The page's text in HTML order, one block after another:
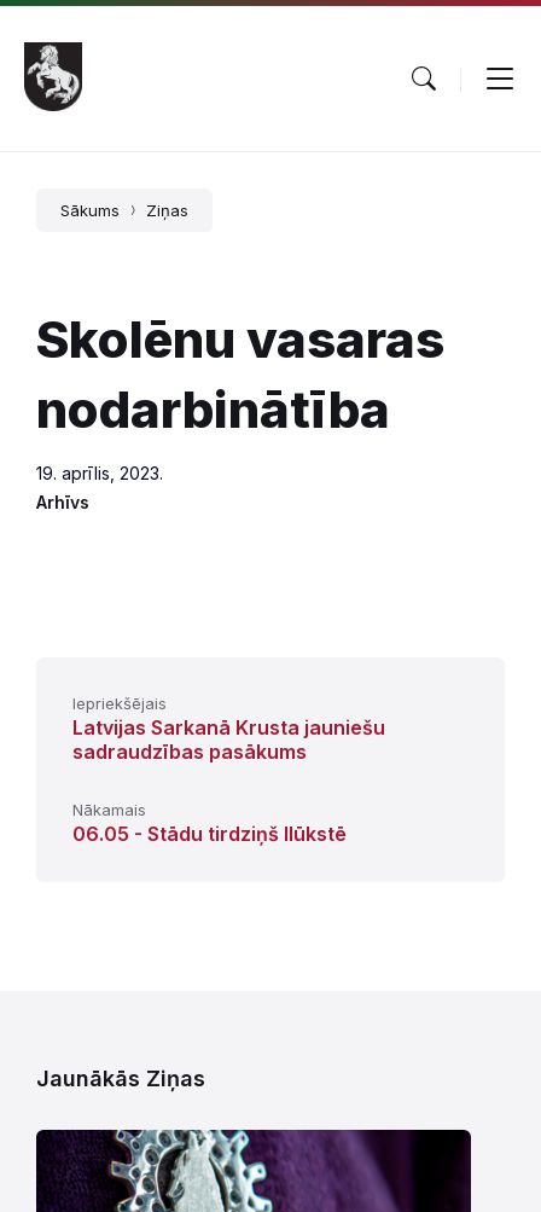
Pāriet
saturu
Skip
main
navigation
Skip
footer
Sākums Ziņas
Skolēnu vasaras
nodarbinātība
19. aprīlis, 2023.
Arhīvs
Iepriekšējais
Latvijas Sarkanā Krusta jauniešu
sadraudzības pasākums
Nākamais
06.05 - Stādu tirdziņš Ilūkstē
Jaunākās Ziņas